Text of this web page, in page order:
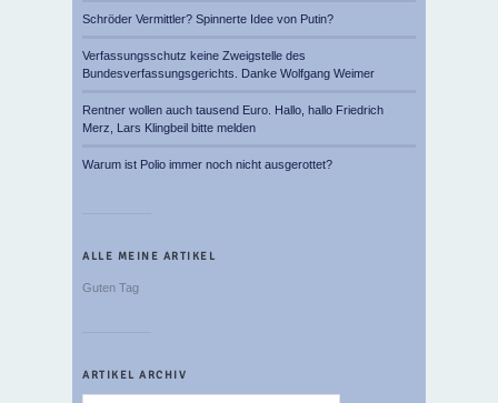
Schröder Vermittler? Spinnerte Idee von Putin?
Verfassungsschutz keine Zweigstelle des
Bundesverfassungsgerichts. Danke Wolfgang Weimer
Rentner wollen auch tausend Euro. Hallo, hallo Friedrich
Merz, Lars Klingbeil bitte melden
Warum ist Polio immer noch nicht ausgerottet?
ALLE MEINE ARTIKEL
Guten Tag
ARTIKEL ARCHIV